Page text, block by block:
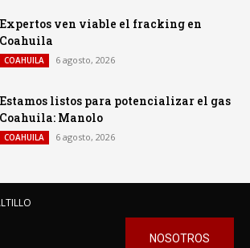
Expertos ven viable el fracking en
Coahuila
COAHUILA 6 agosto, 2026
Estamos listos para potencializar el gas
Coahuila: Manolo
COAHUILA 6 agosto, 2026
NOSOTROS